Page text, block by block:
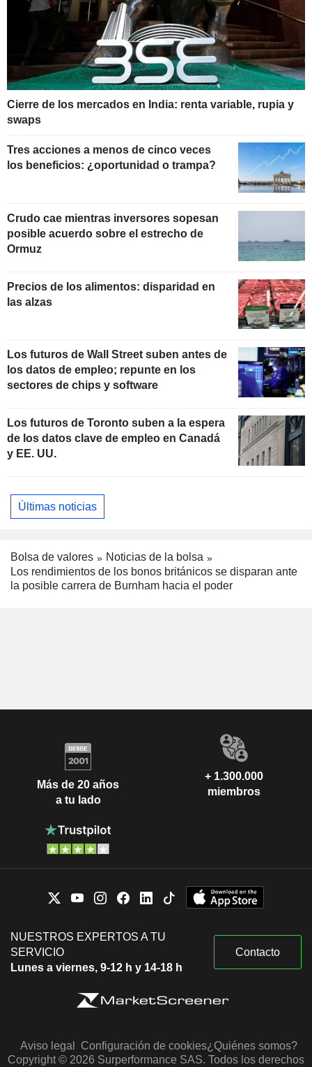
Cierre de los mercados en India: renta variable, rupia y
swaps
Tres acciones a menos de cinco veces
los beneficios: ¿oportunidad o trampa?
Crudo cae mientras inversores sopesan
posible acuerdo sobre el estrecho de
Ormuz
Precios de los alimentos: disparidad en
las alzas
Los futuros de Wall Street suben antes de
los datos de empleo; repunte en los
sectores de chips y software
Los futuros de Toronto suben a la espera
de los datos clave de empleo en Canadá
y EE. UU.
Últimas noticias
Bolsa de valores
Noticias de la bolsa
Los rendimientos de los bonos británicos se disparan ante
la posible carrera de Burnham hacia el poder
Más de 20 años
a tu lado
+ 1.300.000
miembros
NUESTROS EXPERTOS A TU
SERVICIO
Lunes a viernes, 9-12 h y 14-18 h
Contacto
Aviso legal Configuración de cookies¿Quiénes somos?
Copyright © 2026 Surperformance SAS. Todos los derechos